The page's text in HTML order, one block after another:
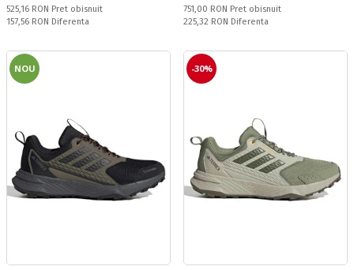
Pret obisnuit:
525,16 RON Pret obisnuit
Спестявате:
157,56 RON Diferenta
Pret obisnuit:
751,00 RON Pret obisnuit
Спестявате:
225,32 RON Diferenta
NOU -30%